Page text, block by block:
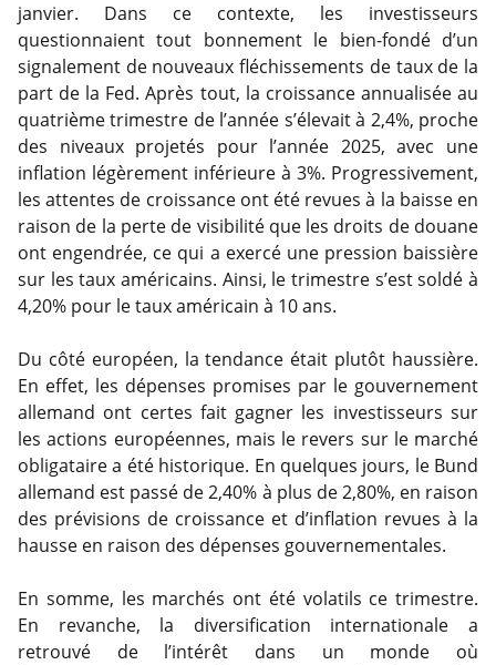
janvier. Dans ce contexte, les investisseurs
questionnaient tout bonnement le bien-fondé d’un
signalement de nouveaux fléchissements de taux de la
part de la Fed. Après tout, la croissance annualisée au
quatrième trimestre de l’année s’élevait à 2,4%, proche
des niveaux projetés pour l’année 2025, avec une
inflation légèrement inférieure à 3%. Progressivement,
les attentes de croissance ont été revues à la baisse en
raison de la perte de visibilité que les droits de douane
ont engendrée, ce qui a exercé une pression baissière
sur les taux américains. Ainsi, le trimestre s’est soldé à
4,20% pour le taux américain à 10 ans.
Du côté européen, la tendance était plutôt haussière.
En effet, les dépenses promises par le gouvernement
allemand ont certes fait gagner les investisseurs sur
les actions européennes, mais le revers sur le marché
obligataire a été historique. En quelques jours, le Bund
allemand est passé de 2,40% à plus de 2,80%, en raison
des prévisions de croissance et d’inflation revues à la
hausse en raison des dépenses gouvernementales.
En somme, les marchés ont été volatils ce trimestre.
En revanche, la diversification internationale a
retrouvé de l’intérêt dans un monde où